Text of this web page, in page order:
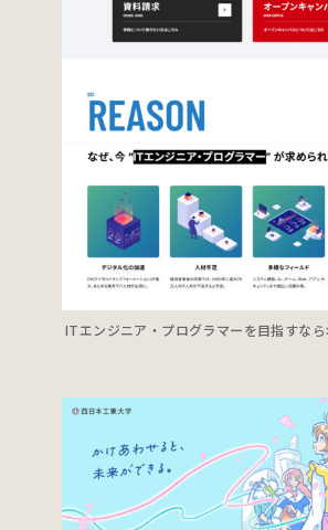
ITエンジニア・プログラマーを目指すな